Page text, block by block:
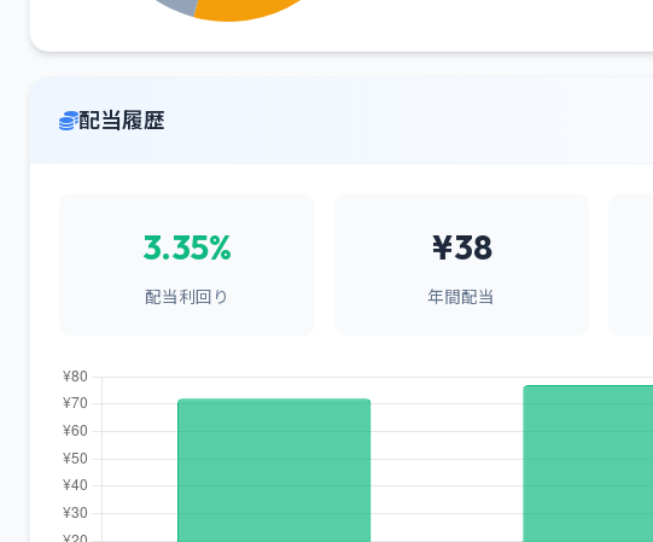
配当履歴
3.35%
配当利回り
¥38
年間配当